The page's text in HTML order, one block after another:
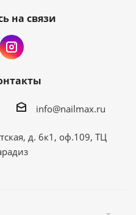
на связи
info@nailmax.ru
д. 6к1, оф.109, ТЦ